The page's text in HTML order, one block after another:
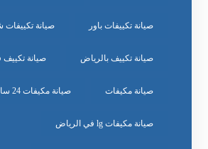
صيانة تكييفات باور صيانة
صيانة تكييف بالرياض صيانة
صيانة مكيفات صيانة مكيفات 24 ساعة
صيانة مكيفات lg في الرياض